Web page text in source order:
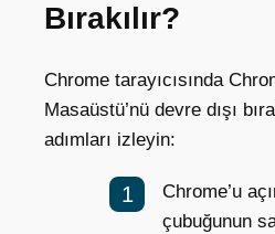
Bırakılır?
Chrome tarayıcısında
Masaüstü’nü devre dışı
adımları izleyin:
Chrome’u
çubuğunun